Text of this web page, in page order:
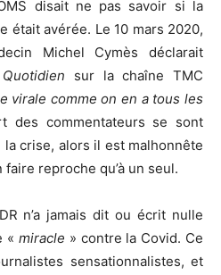
disait ne pas savoir si la
était avérée. Le 10 mars 2020,
Michel Cymès déclarait
Quotidien sur la chaîne TMC
virale comme on en a tous les
des commentateurs se sont
crise, alors il est malhonnête
reproche qu’à un seul.
n’a jamais dit ou écrit nulle
« miracle » contre la Covid. Ce
sensationnalistes, et